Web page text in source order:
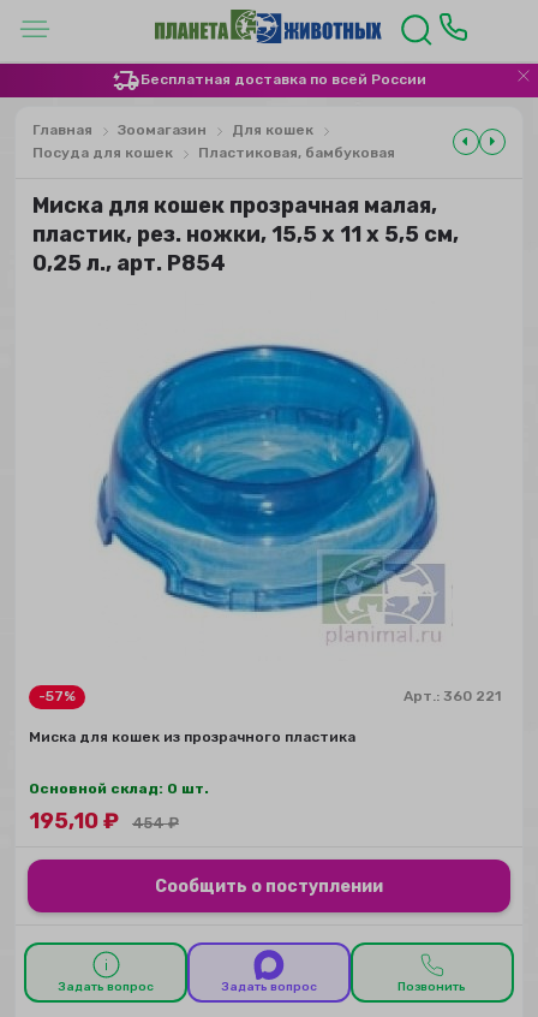
Бесплатная доставка по всей России
Главная Зоомагазин
Для кошек
Посуда для кошек
Пластиковая, бамбуковая
Миска для кошек прозрачная малая,
пластик, рез. ножки, 15,5 х 11 х 5,5 см,
0,25 л., арт. Р854
-57% Арт.:360 221
Миска для кошек из прозрачного пластика
Основной склад: 0 шт.
195,10₽ 454₽
Сообщить о поступлении
Задать вопрос Задать вопрос Позвонить